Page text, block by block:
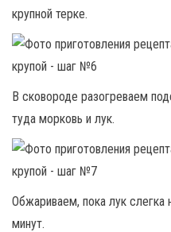
крупной терке.
В сковороде разогреваем
туда морковь и лук.
Обжариваем, пока лук слегка
минут.